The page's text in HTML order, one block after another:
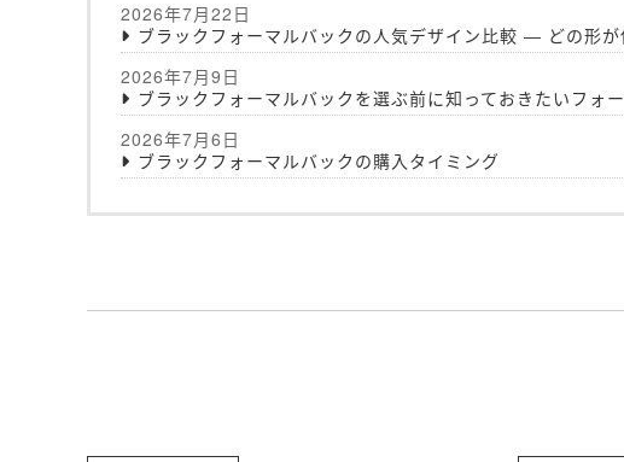
2026年7月22日
ブラックフォーマルバックの人気デザイン比較 ― どの形が
2026年7月9日
ブラックフォーマルバックを選ぶ前に知っておきたいフォ
2026年7月6日
ブラックフォーマルバックの購入タイミング